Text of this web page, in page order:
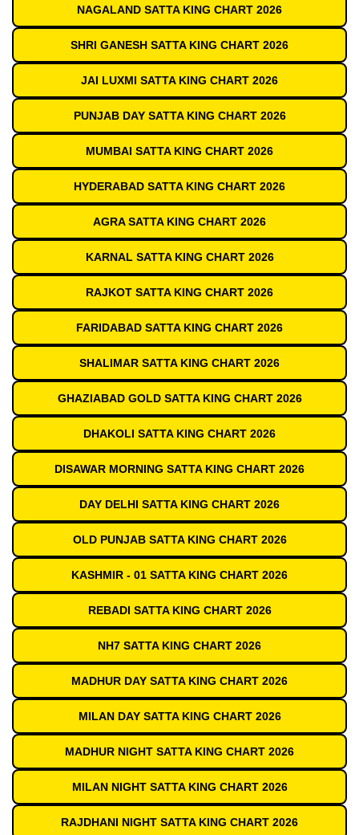
NAGALAND SATTA KING CHART 2026
SHRI GANESH SATTA KING CHART 2026
JAI LUXMI SATTA KING CHART 2026
PUNJAB DAY SATTA KING CHART 2026
MUMBAI SATTA KING CHART 2026
HYDERABAD SATTA KING CHART 2026
AGRA SATTA KING CHART 2026
KARNAL SATTA KING CHART 2026
RAJKOT SATTA KING CHART 2026
FARIDABAD SATTA KING CHART 2026
SHALIMAR SATTA KING CHART 2026
GHAZIABAD GOLD SATTA KING CHART 2026
DHAKOLI SATTA KING CHART 2026
DISAWAR MORNING SATTA KING CHART 2026
DAY DELHI SATTA KING CHART 2026
OLD PUNJAB SATTA KING CHART 2026
KASHMIR - 01 SATTA KING CHART 2026
REBADI SATTA KING CHART 2026
NH7 SATTA KING CHART 2026
MADHUR DAY SATTA KING CHART 2026
MILAN DAY SATTA KING CHART 2026
MADHUR NIGHT SATTA KING CHART 2026
MILAN NIGHT SATTA KING CHART 2026
RAJDHANI NIGHT SATTA KING CHART 2026